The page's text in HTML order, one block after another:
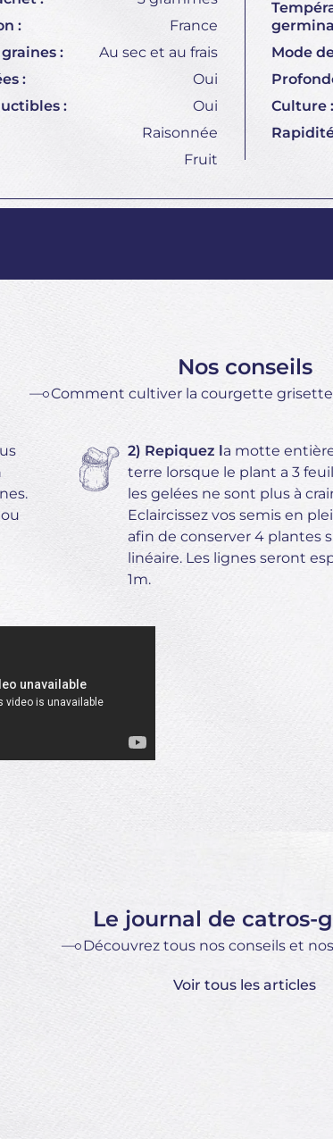
:
France
:
Au sec et au frais
:
Oui
:
Oui
Raisonnée
Fruit
Mode
Culture :
Nos conseils
Comment cultiver la courgette grisette
2) Repiquez la motte
terre lorsque le plant a 3
les gelées ne sont plus à
Eclaircissez vos semis en
afin de conserver 4 plantes
linéaire. Les lignes seront
1m.
Le journal de catros-
Découvrez tous nos conseils et
Voir tous les articles